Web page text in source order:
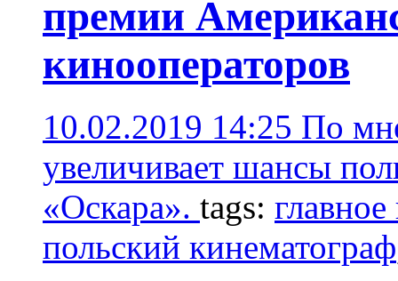
премии
кинооператоров
10.02.2019 14:25 По
увеличивает шансы
«Оскара». tags: главное
польский кинематограф